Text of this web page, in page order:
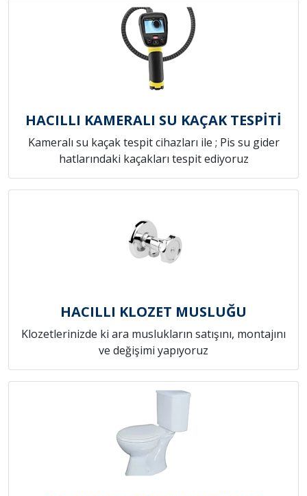
HACILLI KAMERALI SU KAÇAK TESPİTİ
Kameralı su kaçak tespit cihazları ile ; Pis su gider
hatlarındaki kaçakları tespit ediyoruz
HACILLI KLOZET MUSLUĞU
Klozetlerinizde ki ara muslukların satışını, montajını
ve değişimi yapıyoruz